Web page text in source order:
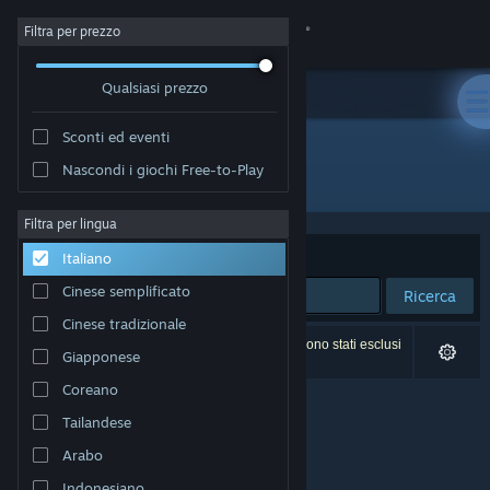
Accedi
Informazioni
Assistenza
Cambia la lingua
Ottieni l'app mobile di Steam
Visualizza il sito web per desktop
Filtra per prezzo
Qualsiasi prezzo
Sconti ed eventi
Nascondi i giochi Free-to-Play
Filtra per lingua
Italiano
Cinese semplificato
Cinese tradizionale
Giapponese
Coreano
Tailandese
Arabo
Sviluppatore: Game Delivery
Ordina per Rilevanza
Ricerca
0 risultati corrispondono alla tua ricerca. 2 titoli sono stati esclusi
in base alle tue preferenze.